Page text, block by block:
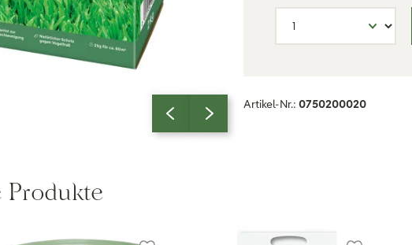
Artikel-Nr.: 0750200020
Produkte